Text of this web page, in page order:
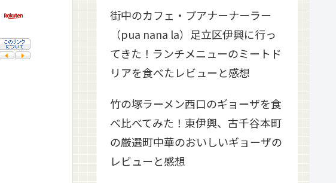
街中のカフェ・プアナーナーラー
（pua nana la）足立区伊興に行っ
てきた！ランチメニューのミートド
リアを食べたレビューと感想
竹の塚ラーメン西口のギョーザを食
べ比べてみた！東伊興、古千谷本町
の厳選町中華のおいしいギョーザの
レビューと感想